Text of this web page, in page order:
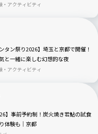
・アクティビティ
タン祭り2026】埼玉と京都で開催！
と一緒に楽しむ幻想的な夜
・アクティビティ
】事前予約制！炭火焼き若鮎の試食
体験も｜京都